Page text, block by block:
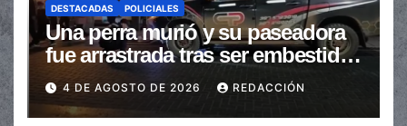
DESTACADAS POLICIALES
Una perra murió y su paseadora
fue arrastrada tras ser embestidas
en la senda peatonal
4 DE AGOSTO DE 2026 REDACCIÓN